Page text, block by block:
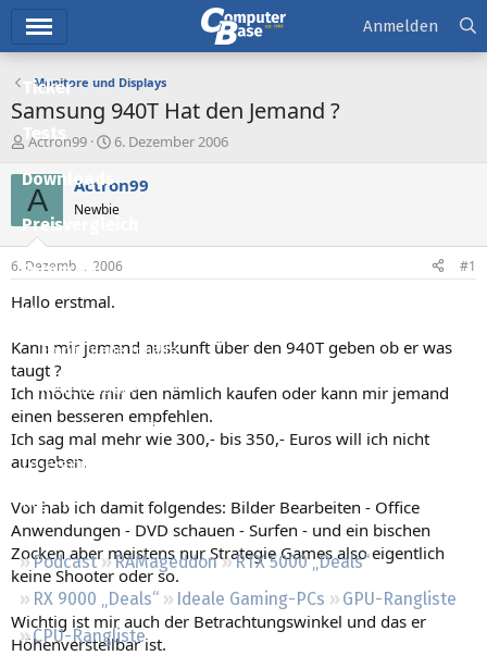
Ticker
Tests
Downloads
Preisvergleich
Forum
Aktuelles
Empfohlene Inhalte
Neue Beiträge
Neueste Aktivitäten
Leserartikel
Regeln
Podcast RAMageddon
RTX 5000 „Deals“
RX 9000 „Deals“
Ideale Gaming-PCs
GPU-Rangliste
CPU-Rangliste
Anmelden
Monitore und Displays
Samsung 940T Hat den Jemand ?
E
s
t
e
l
e
r
Actron99
E
s
e
l
t
6. Dezember 2006
A Actron99
Newbie
6. Dezember 2006 #1
Hallo erstmal.
Kann mir jemand auskunft über den 940T geben ob er was
taugt ?
Ich möchte mir den nämlich kaufen oder kann mir jemand
einen besseren empfehlen.
Ich sag mal mehr wie 300,- bis 350,- Euros will ich nicht
ausgeben.
Vor hab ich damit folgendes: Bilder Bearbeiten - Office
Anwendungen - DVD schauen - Surfen - und ein bischen
Zocken aber meistens nur Strategie Games also eigentlich
keine Shooter oder so.
Wichtig ist mir auch der Betrachtungswinkel und das er
Höhenverstellbar ist.